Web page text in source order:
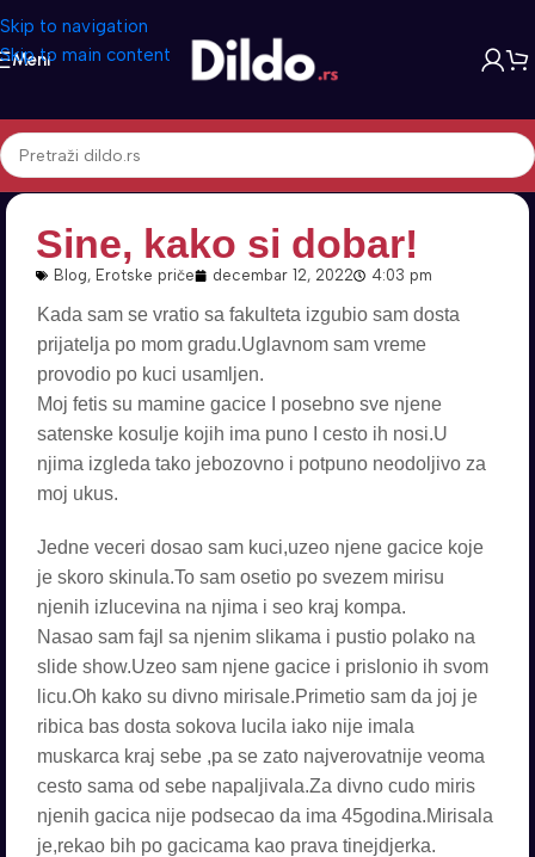
Skip to navigation
Skip to main content
Meni
Sine, kako si dobar!
Blog, Erotske priče decembar 12, 2022 4:03 pm
Kada sam se vratio sa fakulteta izgubio sam dosta
prijatelja po mom gradu.Uglavnom sam vreme
provodio po kuci usamljen.
Moj fetis su mamine gacice I posebno sve njene
satenske kosulje kojih ima puno I cesto ih nosi.U
njima izgleda tako jebozovno i potpuno neodoljivo za
moj ukus.
Jedne veceri dosao sam kuci,uzeo njene gacice koje
je skoro skinula.To sam osetio po svezem mirisu
njenih izlucevina na njima i seo kraj kompa.
Nasao sam fajl sa njenim slikama i pustio polako na
slide show.Uzeo sam njene gacice i prislonio ih svom
licu.Oh kako su divno mirisale.Primetio sam da joj je
ribica bas dosta sokova lucila iako nije imala
muskarca kraj sebe ,pa se zato najverovatnije veoma
cesto sama od sebe napaljivala.Za divno cudo miris
njenih gacica nije podsecao da ima 45godina.Mirisala
je,rekao bih po gacicama kao prava tinejdjerka.